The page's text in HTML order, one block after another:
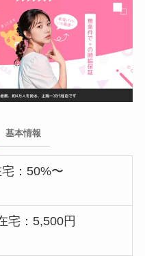
基本情報
：50%〜
宅：5,500円